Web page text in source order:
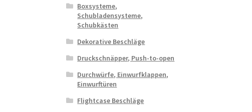
Boxsysteme,
Schubladensysteme,
Schubkästen
Dekorative Beschläge
Druckschnäpper, Push-to-open
Durchwürfe, Einwurfklappen,
Einwurftüren
Flightcase Beschläge